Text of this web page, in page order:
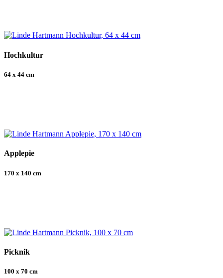
Hochkultur
64 x 44 cm
Applepie
170 x 140 cm
Picknik
100 x 70 cm